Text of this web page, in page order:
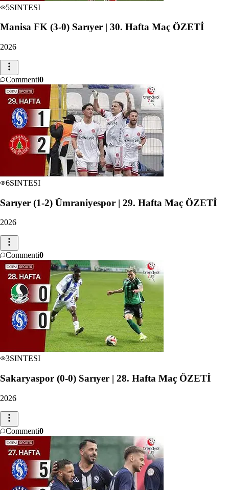
5SINTESI
Manisa FK (3-0) Sarıyer | 30. Hafta Maç ÖZETİ
2026
Commenti0
6SINTESI
Sarıyer (1-2) Ümraniyespor | 29. Hafta Maç ÖZETİ
2026
Commenti0
3SINTESI
Sakaryaspor (0-0) Sarıyer | 28. Hafta Maç ÖZETİ
2026
Commenti0